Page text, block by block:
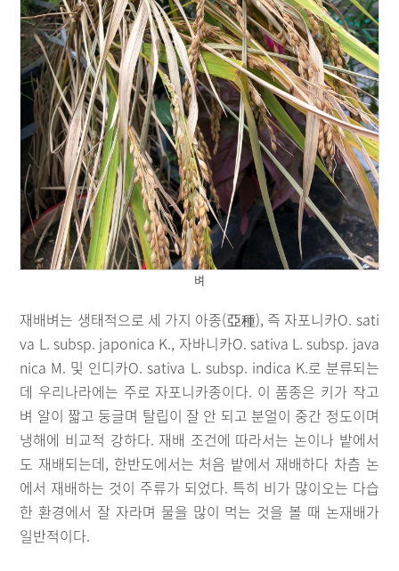
벼
재배벼는 생태적으로 세 가지 아종(亞種), 즉 자포니카O. sati
va L. subsp. japonica K., 자바니카O. sativa L. subsp. java
nica M. 및 인디카O. sativa L. subsp. indica K.로 분류되는
데 우리나라에는 주로 자포니카종이다. 이 품종은 키가 작고
벼 알이 짧고 둥글며 탈립이 잘 안 되고 분얼이 중간 정도이며
냉해에 비교적 강하다. 재배 조건에 따라서는 논이나 밭에서
도 재배되는데, 한반도에서는 처음 밭에서 재배하다 차츰 논
에서 재배하는 것이 주류가 되었다. 특히 비가 많이오는 다습
한 환경에서 잘 자라며 물을 많이 먹는 것을 볼 때 논재배가
일반적이다.